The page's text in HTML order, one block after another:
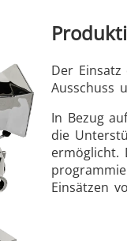
Der
Ausschuss
In Bezug
die
ermöglicht.
Einsätzen